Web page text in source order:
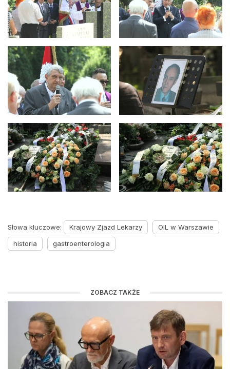
Słowa kluczowe: Krajowy Zjazd Lekarzy
OIL w Warszawie
historia
gastroenterologia
ZOBACZ TAKŻE